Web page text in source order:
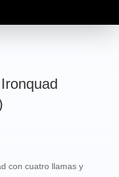
con cuatro llamas y